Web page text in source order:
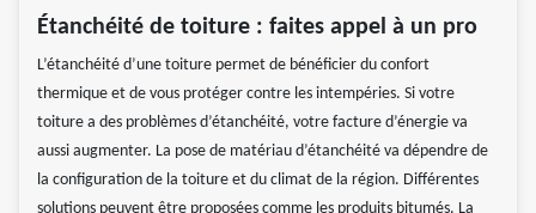
Étanchéité de toiture : faites appel à un pro
L’étanchéité d’une toiture permet de bénéficier du confort
thermique et de vous protéger contre les intempéries. Si votre
toiture a des problèmes d’étanchéité, votre facture d’énergie va
aussi augmenter. La pose de matériau d’étanchéité va dépendre de
la configuration de la toiture et du climat de la région. Différentes
solutions peuvent être proposées comme les produits bitumés. La